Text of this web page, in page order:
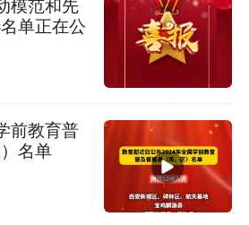
模范和先
单正在公
前教育普
名单